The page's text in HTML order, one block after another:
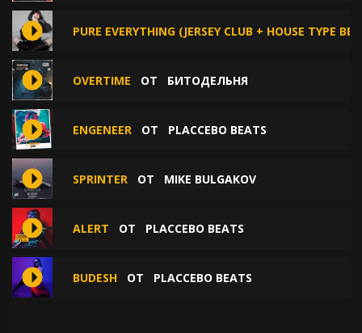
PURE EVERYTHING (JERSEY CLUB + HOUSE TYPE
OVERTIME ОТ БИТОДЕЛЬНЯ
ENGENEER ОТ PLACCEBO BEATS
SPRINTER ОТ MIKE BULGAKOV
ALERT ОТ PLACCEBO BEATS
BUDESH ОТ PLACCEBO BEATS